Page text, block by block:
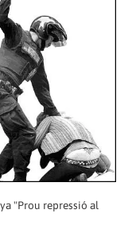
"Prou repressió al